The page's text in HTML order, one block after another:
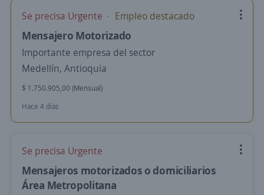
Se precisa Urgente Empleo destacado
Mensajero Motorizado
Importante empresa del sector
Medellín, Antioquia
$ 1.750.905,00 (Mensual)
Hace 4 días
Se precisa Urgente
Mensajeros motorizados o domiciliarios
Área Metropolitana